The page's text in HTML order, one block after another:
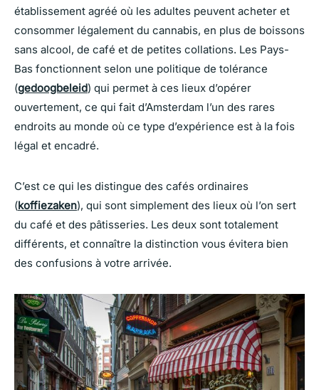
établissement agréé où les adultes peuvent acheter et
consommer légalement du cannabis, en plus de boissons
sans alcool, de café et de petites collations. Les Pays-
Bas fonctionnent selon une politique de tolérance
(gedoogbeleid) qui permet à ces lieux d’opérer
ouvertement, ce qui fait d’Amsterdam l’un des rares
endroits au monde où ce type d’expérience est à la fois
légal et encadré.
C’est ce qui les distingue des cafés ordinaires
(koffiezaken), qui sont simplement des lieux où l’on sert
du café et des pâtisseries. Les deux sont totalement
différents, et connaître la distinction vous évitera bien
des confusions à votre arrivée.